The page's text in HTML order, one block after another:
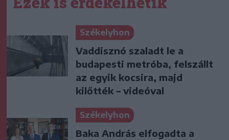
Székelyhon
Vaddisznó szaladt le a
budapesti metróba, felszállt
az egyik kocsira, majd
kilőtték – videóval
Székelyhon
Baka András elfogadta a